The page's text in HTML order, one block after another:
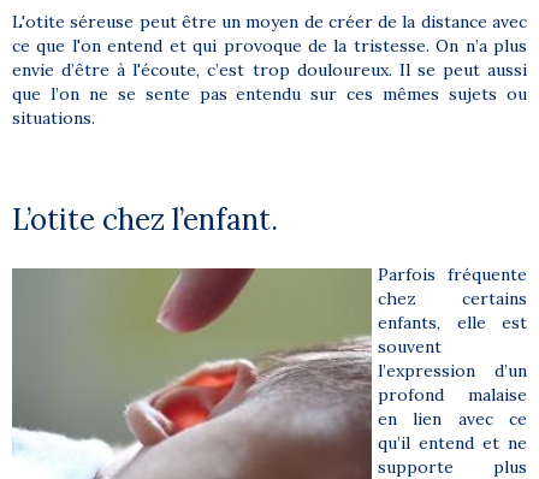
L'otite séreuse peut être un moyen de créer de la distance avec
ce que l'on entend et qui provoque de la tristesse. On n’a plus
envie d’être à l'écoute, c’est trop douloureux. Il se peut aussi
que l’on ne se sente pas entendu sur ces mêmes sujets ou
situations.
L’otite chez l’enfant.
Parfois fréquente
chez certains
enfants, elle est
souvent
l’expression d’un
profond malaise
en lien avec ce
qu’il entend et ne
supporte plus